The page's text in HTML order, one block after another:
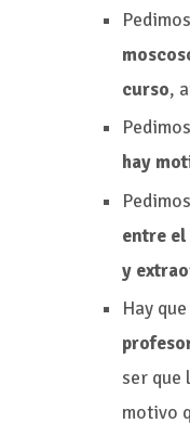
curso,
hay
entre
y
Hay que
ser que
motivo